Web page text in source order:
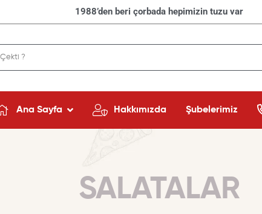
1988’den beri çorbada hepimizin tuzu var
Ana Sayfa Hakkımızda Şubelerimiz
SALATALAR